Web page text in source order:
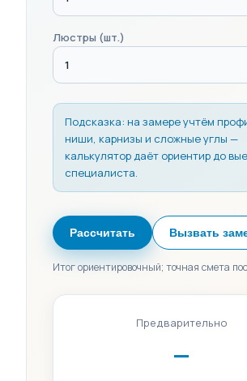
Люстры (шт.)
Подсказка: на замере учтём
ниши, карнизы и сложные углы —
калькулятор даёт ориентир до
специалиста.
Рассчитать Вызвать
Итог ориентировочный; точная смета
Предварительно
—